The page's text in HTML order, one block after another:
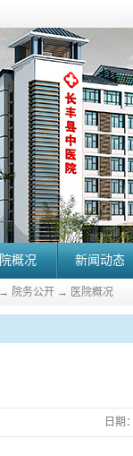
概况 新闻动态
→ 院务公开 → 医院概况
日期：